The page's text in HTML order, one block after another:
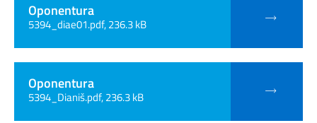
Oponentura
5394_diae01.pdf, 236.3 kB
Oponentura
5394_Dianiš.pdf, 236.3 kB